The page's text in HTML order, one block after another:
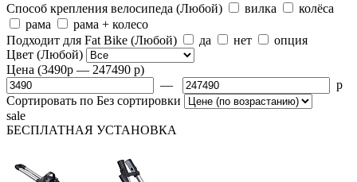
Способ крепления велосипеда (Любой) вилка
колёса
рама
рама + колесо
Подходит для Fat Bike (Любой) да нет
опция
Цвет (Любой)
Цена (3490p — 247490 p)
—
p
Сортировать по Без сортировки
sale
БЕСПЛАТНАЯ УСТАНОВКА